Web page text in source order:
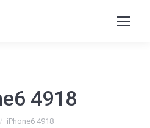
4918
iPhone6 4918